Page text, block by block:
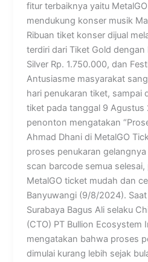
fitur terbaiknya yaitu
mendukung konser musik
Ribuan tiket konser dijual
terdiri dari Tiket Gold
Silver Rp. 1.750.000, dan
Antusiasme masyarakat
hari penukaran tiket, sampai
tiket pada tanggal 9 Agustus
penonton mengatakan
Ahmad Dhani di MetalGO
proses penukaran
scan barcode semua
MetalGO ticket mudah dan
Banyuwangi (9/8/2024).
Surabaya Bagus Ali selaku
(CTO) PT Bullion Ecosystem
mengatakan bahwa proses
dimulai kurang lebih sejak